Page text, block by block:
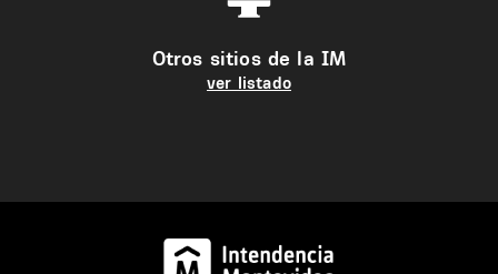
Otros sitios de la IM
ver listado